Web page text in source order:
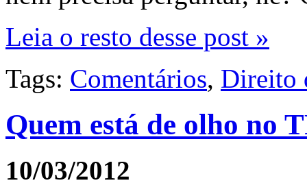
Leia o resto desse post »
Tags: Comentários, Direito
Quem está de olho no
10/03/2012